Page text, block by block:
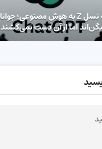
اما از آن دست نمی‌کشند